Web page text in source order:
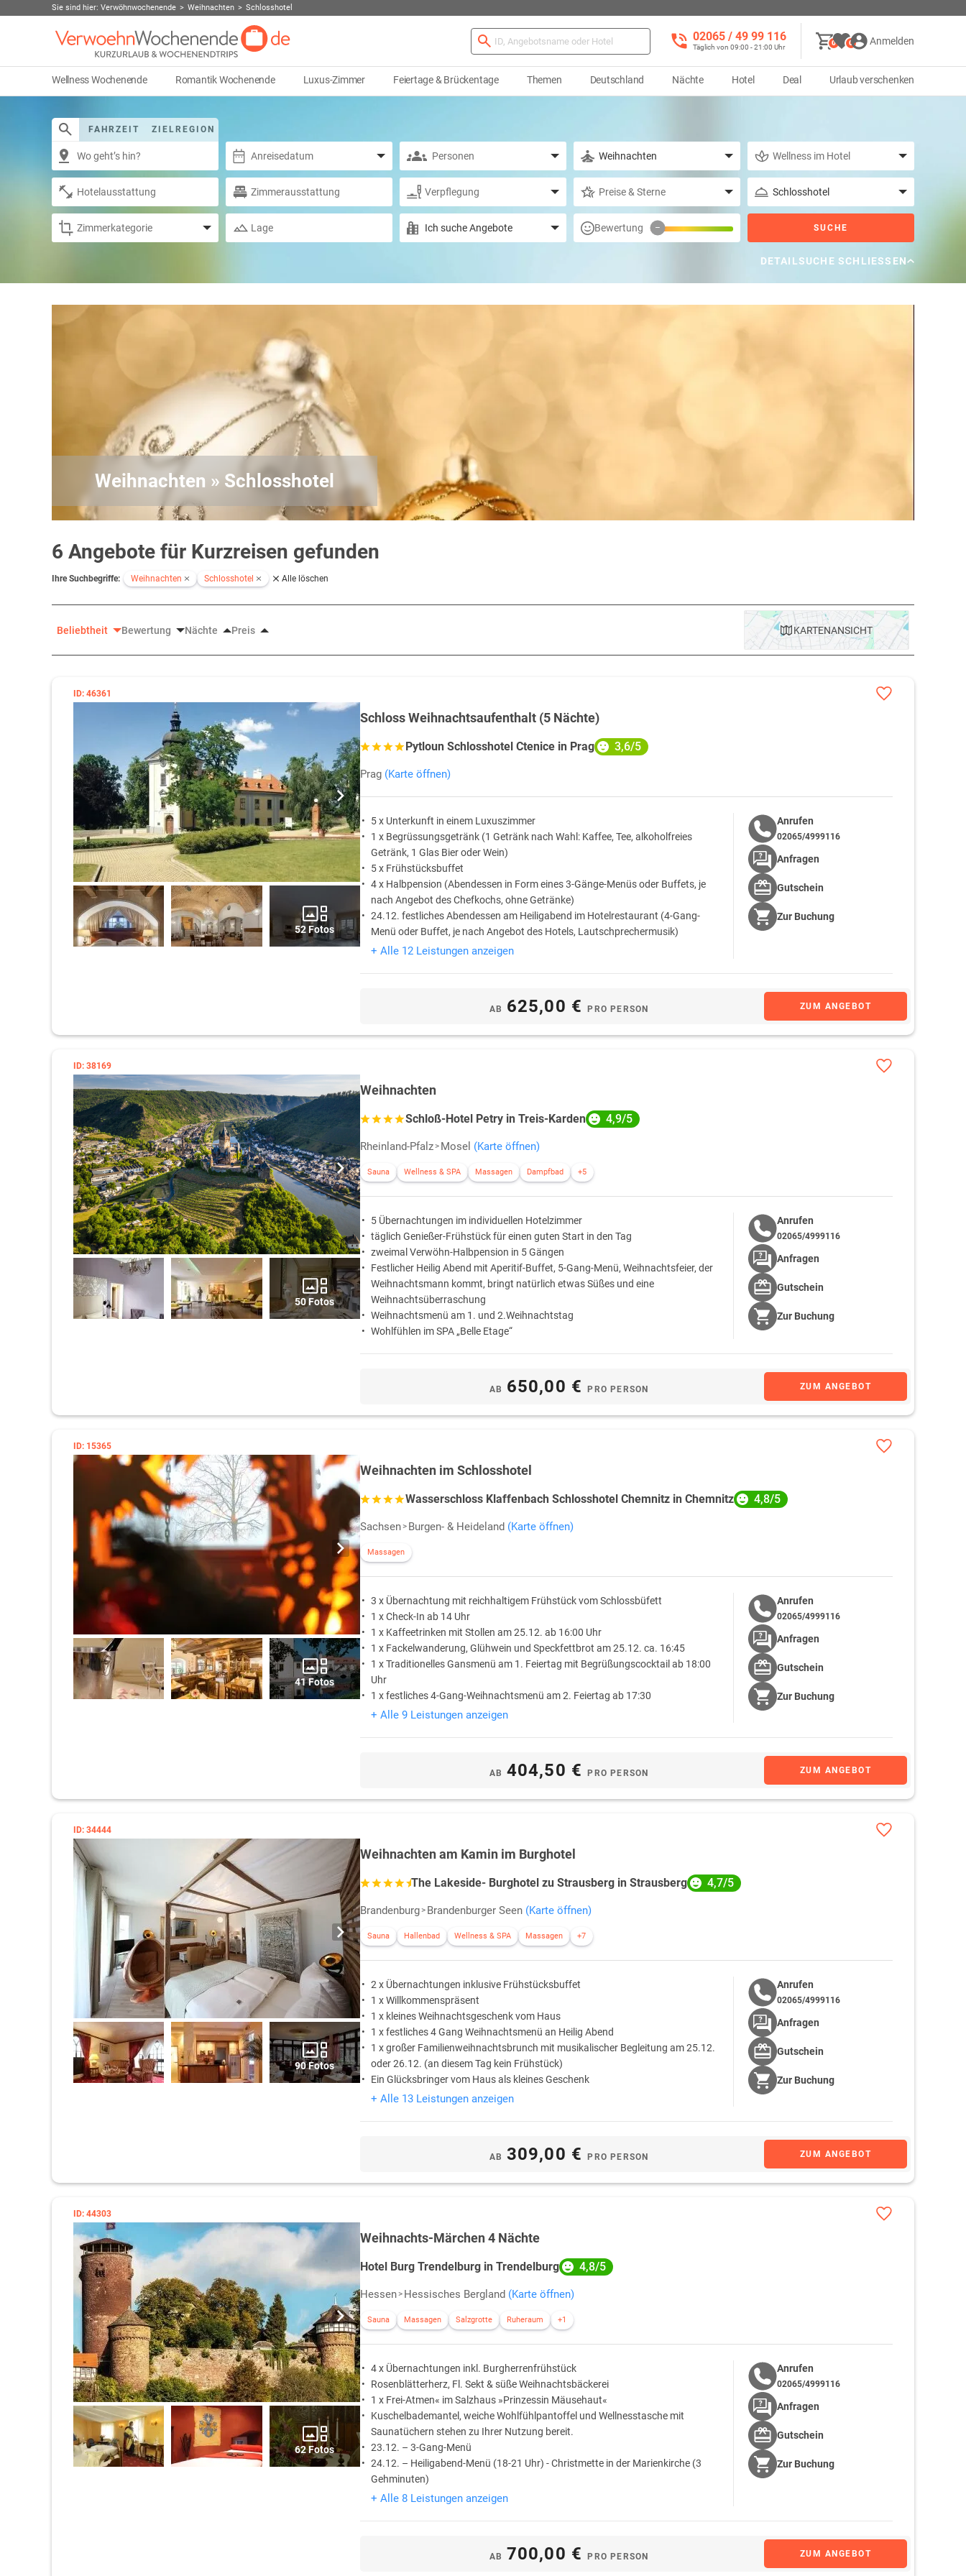
Sie sind hier: Verwöhnwochenende Weihnachten Schlosshotel
02065 / 49 ‌99 116
Täglich von 09:00 - 21:00 Uhr
0 0 Anmelden
Wellness Wochenende Romantik Wochenende Luxus-Zimmer Feiertage & Brückentage Themen Deutschland Nächte Hotel Deal Urlaub verschenken
FAHRZEIT ZIELREGION
Bewertung – SUCHE
DETAILSUCHE SCHLIESSEN
Weihnachten » Schlosshotel
6 Angebote für Kurzreisen gefunden
Ihre Suchbegriffe: Weihnachten Schlosshotel Alle löschen
Beliebtheit Bewertung Nächte Preis KARTENANSICHT
ID: 46361
52 Fotos
Schloss Weihnachtsaufenthalt (5 Nächte)
Pytloun Schlosshotel Ctenice in Prag 3,6/5
Prag (Karte öffnen)
5 x Unterkunft in einem Luxuszimmer
1 x Begrüssungsgetränk (1 Getränk nach Wahl: Kaffee, Tee, alkoholfreies
Getränk, 1 Glas Bier oder Wein)
5 x Frühstücksbuffet
4 x Halbpension (Abendessen in Form eines 3-Gänge-Menüs oder Buffets, je
nach Angebot des Chefkochs, ohne Getränke)
24.12. festliches Abendessen am Heiligabend im Hotelrestaurant (4-Gang-
Menü oder Buffet, je nach Angebot des Hotels, Lautschprechermusik)
5 x Punsch oder Glühwein in der Lobby Bar (je nach Angebot des Hotels)
+ Alle 12 Leistungen anzeigen
AB 625,00 €PRO PERSON ZUM ANGEBOT
Anrufen
02065/4999116
Anfragen
Gutschein
Zur Buchung
ID: 38169
50 Fotos
Weihnachten
Schloß-Hotel Petry in Treis-Karden 4,9/5
Rheinland-Pfalz Mosel (Karte öffnen)
Sauna Wellness & SPA Massagen Dampfbad +5
5 Übernachtungen im individuellen Hotelzimmer
täglich Genießer-Frühstück für einen guten Start in den Tag
zweimal Verwöhn-Halbpension in 5 Gängen
Festlicher Heilig Abend mit Aperitif-Buffet, 5-Gang-Menü, Weihnachtsfeier, der
Weihnachtsmann kommt, bringt natürlich etwas Süßes und eine
Weihnachtsüberraschung
Weihnachtsmenü am 1. und 2.Weihnachtstag
Wohlfühlen im SPA „Belle Etage“
AB 650,00 €PRO PERSON ZUM ANGEBOT
Anrufen
02065/4999116
Anfragen
Gutschein
Zur Buchung
ID: 15365
41 Fotos
Weihnachten im Schlosshotel
Wasserschloss Klaffenbach Schlosshotel Chemnitz in Chemnitz 4,8/5
Sachsen Burgen- & Heideland (Karte öffnen)
Massagen
3 x Übernachtung mit reichhaltigem Frühstück vom Schlossbüfett
1 x Check-In ab 14 Uhr
1 x Kaffeetrinken mit Stollen am 25.12. ab 16:00 Uhr
1 x Fackelwanderung, Glühwein und Speckfettbrot am 25.12. ca. 16:45
1 x Traditionelles Gansmenü am 1. Feiertag mit Begrüßungscocktail ab 18:00
Uhr
1 x festliches 4-Gang-Weihnachtsmenü am 2. Feiertag ab 17:30
+ Alle 9 Leistungen anzeigen
AB 404,50 €PRO PERSON ZUM ANGEBOT
Anrufen
02065/4999116
Anfragen
Gutschein
Zur Buchung
ID: 34444
90 Fotos
Weihnachten am Kamin im Burghotel
The Lakeside- Burghotel zu Strausberg in Strausberg 4,7/5
Brandenburg Brandenburger Seen (Karte öffnen)
Sauna Hallenbad Wellness & SPA Massagen +7
2 x Übernachtungen inklusive Frühstücksbuffet
1 x Willkommenspräsent
1 x kleines Weihnachtsgeschenk vom Haus
1 x festliches 4 Gang Weihnachtsmenü an Heilig Abend
1 x großer Familienweihnachtsbrunch mit musikalischer Begleitung am 25.12.
oder 26.12. (an diesem Tag kein Frühstück)
Ein Glücksbringer vom Haus als kleines Geschenk
+ Alle 13 Leistungen anzeigen
AB 309,00 €PRO PERSON ZUM ANGEBOT
Anrufen
02065/4999116
Anfragen
Gutschein
Zur Buchung
ID: 44303
62 Fotos
Weihnachts-Märchen 4 Nächte
Hotel Burg Trendelburg in Trendelburg 4,8/5
Hessen Hessisches Bergland (Karte öffnen)
Sauna Massagen Salzgrotte Ruheraum +1
4 x Übernachtungen inkl. Burgherrenfrühstück
Rosenblätterherz, Fl. Sekt & süße Weihnachtsbäckerei
1 x Frei-Atmen« im Salzhaus »Prinzessin Mäusehaut«
Kuschelbademantel, weiche Wohlfühlpantoffel und Wellnesstasche mit
Saunatüchern stehen zu Ihrer Nutzung bereit.
23.12. – 3-Gang-Menü
24.12. – Heiligabend-Menü (18-21 Uhr) - Christmette in der Marienkirche (3
Gehminuten)
+ Alle 8 Leistungen anzeigen
AB 700,00 €PRO PERSON ZUM ANGEBOT
Anrufen
02065/4999116
Anfragen
Gutschein
Zur Buchung